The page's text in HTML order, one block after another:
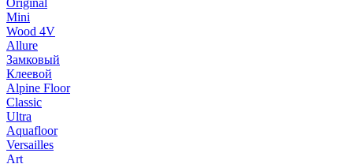
Original
Mini
Wood 4V
Allure
Замковый
Клеевой
Alpine Floor
Classic
Ultra
Aquafloor
Versailles
Art